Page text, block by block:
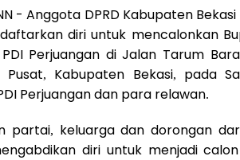
- Anggota DPRD Kabupaten
diri untuk mencalonkan
Perjuangan di Jalan Tarum
Pusat, Kabupaten Bekasi, pada
Perjuangan dan para relawan.
partai, keluarga dan dorongan
diri untuk menjadi